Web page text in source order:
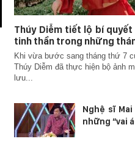
Thúy Diễm tiết lộ bí
tinh thần trong những
Khi vừa bước sang tháng thứ 7
Thúy Diễm đã thực hiện bộ ảnh
lưu...
Nghệ sĩ
những “vai